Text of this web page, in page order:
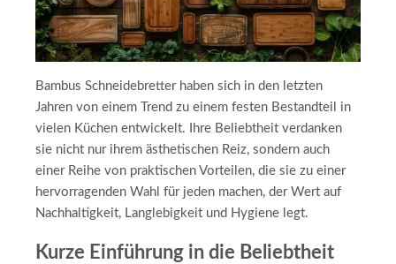
Bambus Schneidebretter haben sich in den letzten
Jahren von einem Trend zu einem festen Bestandteil in
vielen Küchen entwickelt. Ihre Beliebtheit verdanken
sie nicht nur ihrem ästhetischen Reiz, sondern auch
einer Reihe von praktischen Vorteilen, die sie zu einer
hervorragenden Wahl für jeden machen, der Wert auf
Nachhaltigkeit, Langlebigkeit und Hygiene legt.
Kurze Einführung in die Beliebtheit